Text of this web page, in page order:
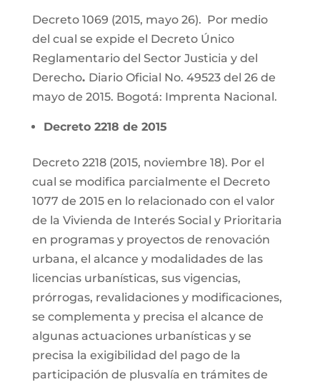
Decreto 1069 (2015, mayo 26). Por medio
del cual se expide el Decreto Único
Reglamentario del Sector Justicia y del
Derecho. Diario Oficial No. 49523 del 26 de
mayo de 2015. Bogotá: Imprenta Nacional.
Decreto 2218 de 2015
Decreto 2218 (2015, noviembre 18). Por el
cual se modifica parcialmente el Decreto
1077 de 2015 en lo relacionado con el valor
de la Vivienda de Interés Social y Prioritaria
en programas y proyectos de renovación
urbana, el alcance y modalidades de las
licencias urbanísticas, sus vigencias,
prórrogas, revalidaciones y modificaciones,
se complementa y precisa el alcance de
algunas actuaciones urbanísticas y se
precisa la exigibilidad del pago de la
participación de plusvalía en trámites de